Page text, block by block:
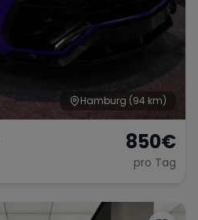
Hamburg (94 km)
850€
pro Tag